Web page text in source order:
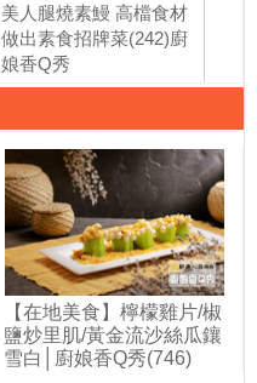
美人腿燒素鰻 高檔食材
做出素食招牌菜(242)廚
娘香Q秀
【在地美食】檸檬雞片/椒
鹽炒里肌/黃金流沙絲瓜鑲
雪白│廚娘香Q秀(746)